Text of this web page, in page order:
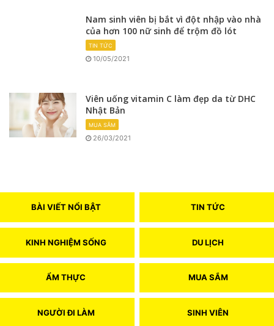
Nam sinh viên bị bắt vì đột nhập vào nhà
của hơn 100 nữ sinh để trộm đồ lót
TIN TỨC
10/05/2021
Viên uống vitamin C làm đẹp da từ DHC
Nhật Bản
MUA SẮM
26/03/2021
BÀI VIẾT NỔI BẬT TIN TỨC
KINH NGHIỆM SỐNG DU LỊCH
ẨM THỰC MUA SẮM
NGƯỜI ĐI LÀM SINH VIÊN